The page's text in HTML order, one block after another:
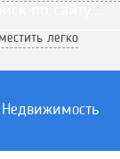
легко
Недвижимость